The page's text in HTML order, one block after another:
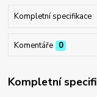
Kompletní specifikace
Komentáře 0
Kompletní